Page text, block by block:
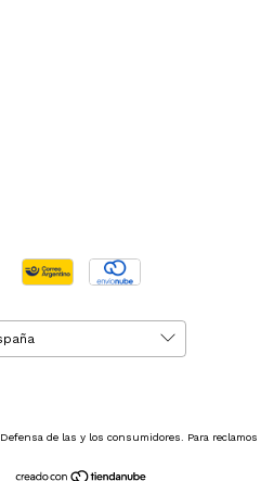
Defensa de las y los consumidores. Para reclamos